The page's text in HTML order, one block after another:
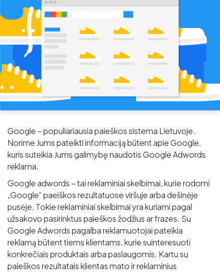
Google – populiariausia paieškos sistema Lietuvoje.
Norime Jums pateikti informaciją būtent apie Google,
kuris suteikia Jums galimybę naudotis Google Adwords
reklama.
Google adwords – tai reklaminiai skelbimai, kurie rodomi
„Google“ paeiškos rezultatuose viršuje arba dešinėje
pusėje. Tokie reklaminiai skelbimai yra kuriami pagal
užsakovo pasirinktus paieškos žodžius ar frazes. Su
Google Adwords pagalba reklamuotojai pateikia
reklamą būtent tiems klientams, kurie suinteresuoti
konkrečiais produktais arba paslaugomis. Kartu su
paieškos rezultatais klientas mato ir reklaminius